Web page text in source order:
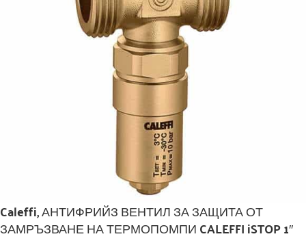
Caleffi, АНТИФРИЙЗ ВЕНТИЛ ЗА ЗАЩИТА ОТ
ЗАМРЪЗВАНЕ НА ТЕРМОПОМПИ CALEFFI iSTOP 1″